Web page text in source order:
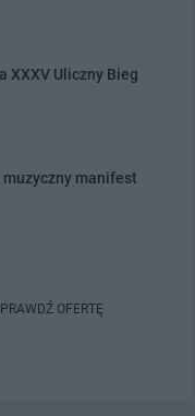
XXXV Uliczny Bieg
muzyczny manifest
OFERTĘ